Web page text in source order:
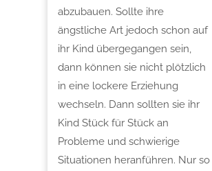
abzubauen. Sollte ihre
ängstliche Art jedoch schon auf
ihr Kind übergegangen sein,
dann können sie nicht plötzlich
in eine lockere Erziehung
wechseln. Dann sollten sie ihr
Kind Stück für Stück an
Probleme und schwierige
Situationen heranführen. Nur so